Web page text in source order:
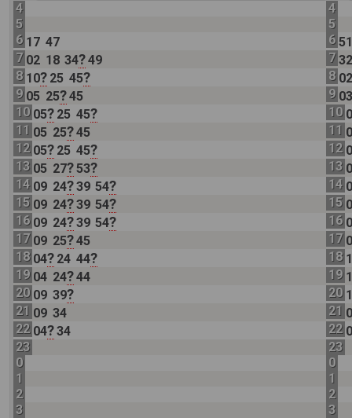
4
5
6 17 47
7 02 18 34?49
8 10? 25 45?
9 05 25?45
10 05? 25 45?
11 05 25?45
12 05? 25 45?
13 05 27?53?
14 09 24?39 54?
15 09 24?39 54?
16 09 24?39 54?
17 09 25?45
18 04? 24 44?
19 04 24?44
20 09 39?
21 09 34
22 04?34
23
0
1
2
3
4
5
6
7
8
9
10
11
12
13
14
15
16
17
18
19
20
21
22
23
0
1
2
3